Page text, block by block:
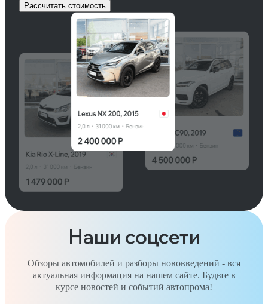
Рассчитать стоимость
Наши соцсети
Обзоры автомобилей и разборы нововведений - вся
актуальная информация на нашем сайте. Будьте в
курсе новостей и событий автопрома!